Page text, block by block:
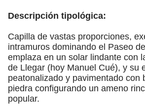
Descripción tipológica:
Capilla de vastas proporciones,
intramuros dominando el Paseo
emplaza en un solar lindante con
de Llegar (hoy Manuel Cué), y su
peatonalizado y pavimentado con
piedra configurando un ameno
popular.